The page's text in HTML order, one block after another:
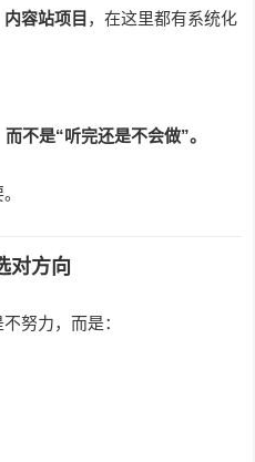
容站项目 ，在这里都有系统化
不是“听完还是不会做”。
对方向
努力，而是：